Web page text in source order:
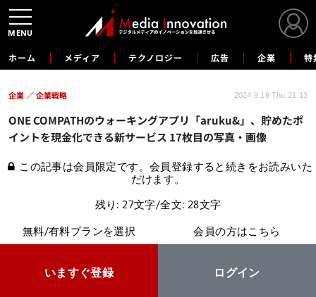
ホーム メディア テクノロジー 広告 企業 特
ONE COMPATHのウォーキングアプリ「aruku&」、貯めたポ
イントを現金化できる新サービス 17枚目の写真・画像
企業 企業戦略 2024.9.19 Thu 21:13
この記事は会員限定です。会員登録すると続きをお読みいた
だけます。
残り: 27文字/全文: 28文字
無料/有料プランを選択
いますぐ登録
会員の方はこちら
ログイン
MENU